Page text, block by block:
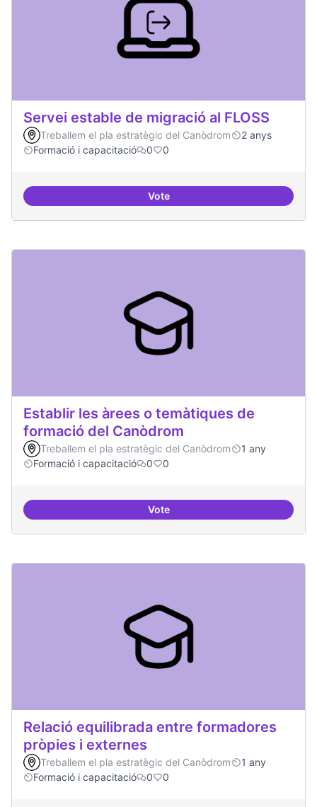
Servei estable de migració al FLOSS
Treballem el pla estratègic del Canòdrom
2 anys
Formació i capacitació
0 0
VoteServei estable de migració al
Establir les àrees o temàtiques de
formació del Canòdrom
Treballem el pla estratègic del Canòdrom
1 any
Formació i capacitació
0 0
VoteEstablir les àrees o temàtiques
Relació equilibrada entre formadores
pròpies i externes
Treballem el pla estratègic del Canòdrom
1 any
Formació i capacitació
0 0